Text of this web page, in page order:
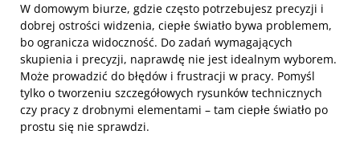
W domowym biurze, gdzie często potrzebujesz precyzji i
dobrej ostrości widzenia, ciepłe światło bywa problemem,
bo ogranicza widoczność. Do zadań wymagających
skupienia i precyzji, naprawdę nie jest idealnym wyborem.
Może prowadzić do błędów i frustracji w pracy. Pomyśl
tylko o tworzeniu szczegółowych rysunków technicznych
czy pracy z drobnymi elementami – tam ciepłe światło po
prostu się nie sprawdzi.